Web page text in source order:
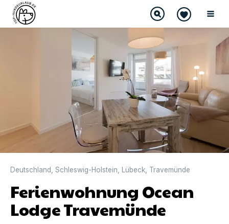
DIREKT BUCHBAR
Deutschland Schleswig-Holstein Lübeck Travemünde
Ferienwohnung Ocean
Lodge Travemünde